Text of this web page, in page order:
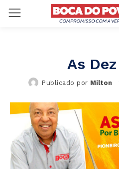
As
Publicado por Milton